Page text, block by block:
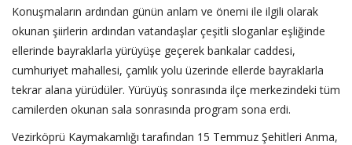
Konuşmaların ardından günün anlam ve önemi ile ilgili olarak
okunan şiirlerin ardından vatandaşlar çeşitli sloganlar eşliğinde
ellerinde bayraklarla yürüyüşe geçerek bankalar caddesi,
cumhuriyet mahallesi, çamlık yolu üzerinde ellerde bayraklarla
tekrar alana yürüdüler. Yürüyüş sonrasında ilçe merkezindeki tüm
camilerden okunan sala sonrasında program sona erdi.
Vezirköprü Kaymakamlığı tarafından 15 Temmuz Şehitleri Anma,